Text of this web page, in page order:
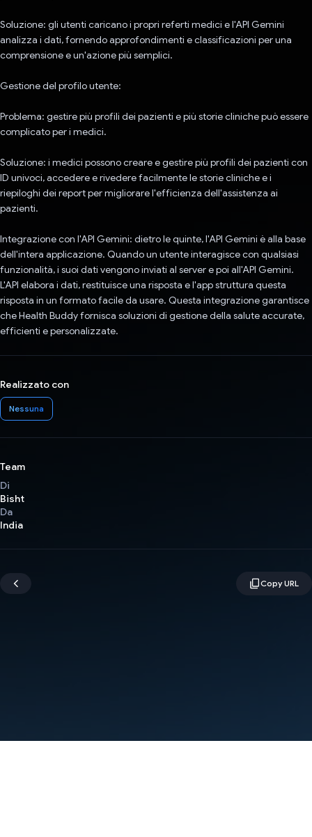
Soluzione: gli utenti caricano i propri referti medici e l'API Gemini
analizza i dati, fornendo approfondimenti e classificazioni per una
comprensione e un'azione più semplici.
Gestione del profilo utente:
Problema: gestire più profili dei pazienti e più storie cliniche può essere
complicato per i medici.
Soluzione: i medici possono creare e gestire più profili dei pazienti con
ID univoci, accedere e rivedere facilmente le storie cliniche e i
riepiloghi dei report per migliorare l'efficienza dell'assistenza ai
pazienti.
Integrazione con l'API Gemini: dietro le quinte, l'API Gemini è alla base
dell'intera applicazione. Quando un utente interagisce con qualsiasi
funzionalità, i suoi dati vengono inviati al server e poi all'API Gemini.
L'API elabora i dati, restituisce una risposta e l'app struttura questa
risposta in un formato facile da usare. Questa integrazione garantisce
che Health Buddy fornisca soluzioni di gestione della salute accurate,
efficienti e personalizzate.
Realizzato con
Nessuna
Team
Di
Bisht
Da
India